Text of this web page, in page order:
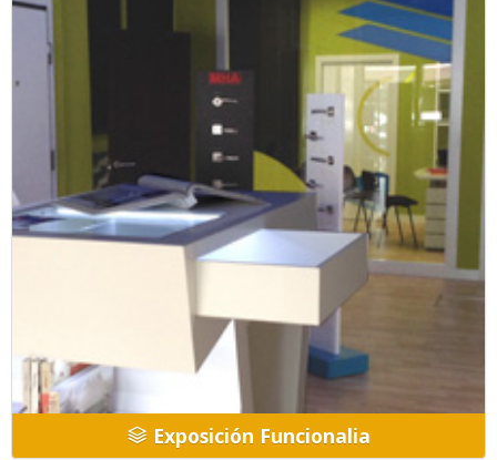
Exposición Funcionalia